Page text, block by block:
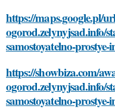
https://maps.google.pl/
ogorod.zelynyjsad.info/
samostoyatelno-
https://showbiza.com/
ogorod.zelynyjsad.info/
samostoyatelno-